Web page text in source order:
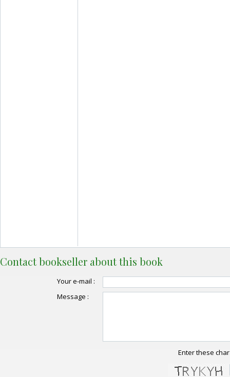
Contact bookseller about this book
Your e-mail :
Message :
Enter these